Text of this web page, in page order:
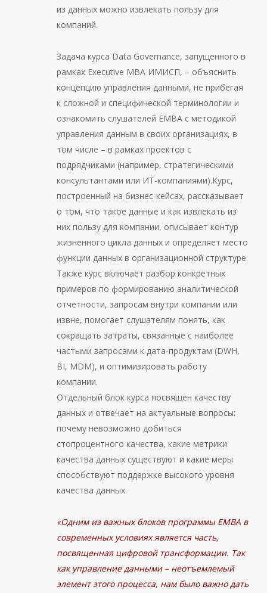
из данных можно извлекать пользу для
компаний.
Задача курса Data Governance, запущенного в
рамках Executive MBA ИМИСП, – объяснить
концепцию управления данными, не прибегая
к сложной и специфической терминологии и
ознакомить слушателей EMBA с методикой
управления данным в своих организациях, в
том числе – в рамках проектов с
подрядчиками (например, стратегическими
консультантами или ИТ-компаниями).Курс,
построенный на бизнес-кейсах, рассказывает
о том, что такое данные и как извлекать из
них пользу для компании, описывает контур
жизненного цикла данных и определяет место
функции данных в организационной структуре.
Также курс включает разбор конкретных
примеров по формированию аналитической
отчетности, запросам внутри компании или
извне, помогает слушателям понять, как
сокращать затраты, связанные с наиболее
частыми запросами к дата-продуктам (DWH,
BI, MDM), и оптимизировать работу
компании.
Отдельный блок курса посвящен качеству
данных и отвечает на актуальные вопросы:
почему невозможно добиться
стопроцентного качества, какие метрики
качества данных существуют и какие меры
способствуют поддержке высокого уровня
качества данных.
«Одним из важных блоков программы EMBA в
современных условиях является часть,
посвященная цифровой трансформации. Так
как управление данными – неотъемлемый
элемент этого процесса, нам было важно дать